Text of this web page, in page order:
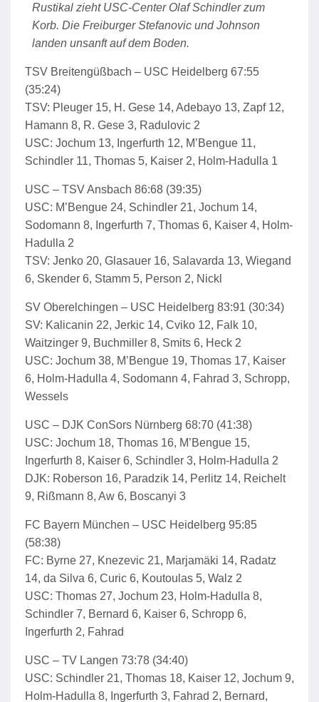
Rustikal zieht USC-Center Olaf Schindler zum
Korb. Die Freiburger Stefanovic und Johnson
landen unsanft auf dem Boden.
TSV Breitengüßbach – USC Heidelberg 67:55
(35:24)
TSV: Pleuger 15, H. Gese 14, Adebayo 13, Zapf 12,
Hamann 8, R. Gese 3, Radulovic 2
USC: Jochum 13, Ingerfurth 12, M’Bengue 11,
Schindler 11, Thomas 5, Kaiser 2, Holm-Hadulla 1
USC – TSV Ansbach 86:68 (39:35)
USC: M’Bengue 24, Schindler 21, Jochum 14,
Sodomann 8, Ingerfurth 7, Thomas 6, Kaiser 4, Holm-
Hadulla 2
TSV: Jenko 20, Glasauer 16, Salavarda 13, Wiegand
6, Skender 6, Stamm 5, Person 2, Nickl
SV Oberelchingen – USC Heidelberg 83:91 (30:34)
SV: Kalicanin 22, Jerkic 14, Cviko 12, Falk 10,
Waitzinger 9, Buchmiller 8, Smits 6, Heck 2
USC: Jochum 38, M’Bengue 19, Thomas 17, Kaiser
6, Holm-Hadulla 4, Sodomann 4, Fahrad 3, Schropp,
Wessels
USC – DJK ConSors Nürnberg 68:70 (41:38)
USC: Jochum 18, Thomas 16, M’Bengue 15,
Ingerfurth 8, Kaiser 6, Schindler 3, Holm-Hadulla 2
DJK: Roberson 16, Paradzik 14, Perlitz 14, Reichelt
9, Rißmann 8, Aw 6, Boscanyi 3
FC Bayern München – USC Heidelberg 95:85
(58:38)
FC: Byrne 27, Knezevic 21, Marjamäki 14, Radatz
14, da Silva 6, Curic 6, Koutoulas 5, Walz 2
USC: Thomas 27, Jochum 23, Holm-Hadulla 8,
Schindler 7, Bernard 6, Kaiser 6, Schropp 6,
Ingerfurth 2, Fahrad
USC – TV Langen 73:78 (34:40)
USC: Schindler 21, Thomas 18, Kaiser 12, Jochum 9,
Holm-Hadulla 8, Ingerfurth 3, Fahrad 2, Bernard,